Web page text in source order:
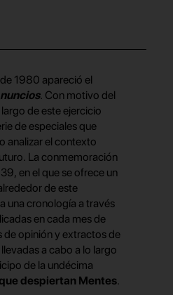
1980 apareció el
. Con motivo del
de este ejercicio
de especiales que
analizar el contexto
La conmemoración
en el que se ofrece un
de este
una cronología a través
en cada mes de
de opinión y extractos de
a cabo a lo largo
de la undécima
despiertan Mentes.